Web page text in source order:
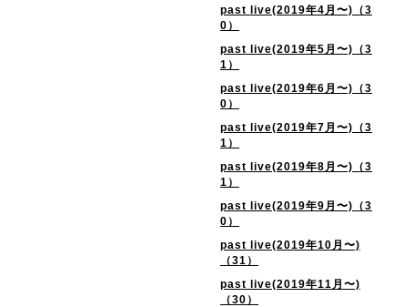
past live(2019年4月〜)（3
0）
past live(2019年5月〜)（3
1）
past live(2019年6月〜)（3
0）
past live(2019年7月〜)（3
1）
past live(2019年8月〜)（3
1）
past live(2019年9月〜)（3
0）
past live(2019年10月〜)
（31）
past live(2019年11月〜)
（30）